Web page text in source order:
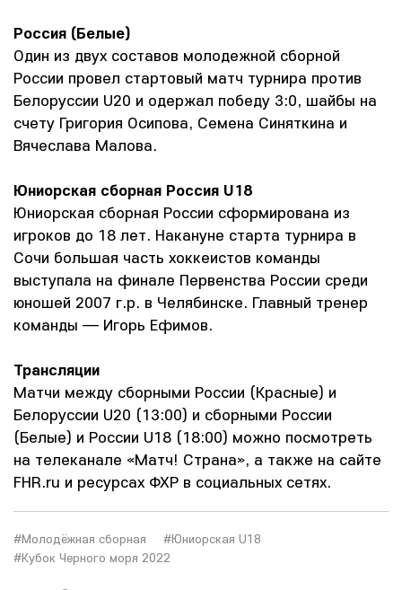
Россия (Белые)
Один из двух составов молодежной сборной
России провел стартовый матч турнира против
Белоруссии U20 и одержал победу 3:0, шайбы на
счету Григория Осипова, Семена Синяткина и
Вячеслава Малова.
Юниорская сборная Россия U18
Юниорская сборная России сформирована из
игроков до 18 лет. Накануне старта турнира в
Сочи большая часть хоккеистов команды
выступала на финале Первенства России среди
юношей 2007 г.р. в Челябинске. Главный тренер
команды — Игорь Ефимов.
Трансляции
Матчи между сборными России (Красные) и
Белоруссии U20 (13:00) и сборными России
(Белые) и России U18 (18:00) можно посмотреть
на телеканале «Матч! Страна», а также на сайте
FHR.ru и ресурсах ФХР в социальных сетях.
#Молодёжная сборная
#Юниорская U18
#Кубок Черного моря 2022